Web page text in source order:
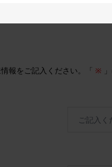
報をご記入ください。「 ※